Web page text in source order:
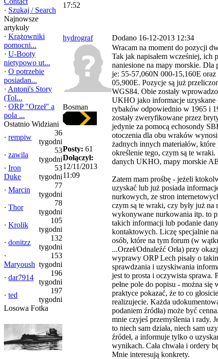
· Szukaj / Search
Najnowsze
artykuły
· Krążowniki
pomocni...
· U-Booty
nietypowo ut...
· O potrzebie
posiadan...
· Antoni's Story
(Tol...
· ORP "Orzeł" a
pola ...
Ostatnio Widziani
· rempiw
36
tygodni
· zawila
53
tygodni
· Iron
Duke
53
tygodni
· Marcin
77
tygodni
· Thor
78
tygodni
· Krolik
105
tygodni
· donitzz
132
tygodni
·
Maryoush
153
tygodni
· dar7914
196
tygodni
· ted
197
tygodni
Losowa Fotka
17:52
hydrograf Dodano 16-12-2013 12:34
Bosman
Posty: 61
Dołączył:
12/11/2013
11:09
Wracam na moment do pozycji
Tak jak napisałem wcześniej, ich
naniesione na mapy morskie. Dla
je: 55-57,060N 000-15,160E
05,900E. Pozycje są już
WGS84. Obie zostały
UKHO jako informacje uzyskane
rybaków odpowiednio w 1965 i
zostały zweryfikowane przez
jedynie za pomocą echosondy
otoczenia dla obu wraków
żadnych innych materiałów,
określenie tego, czym są te wraki.
danych UKHO, mapy morskie
Zatem mam prośbę - jeżeli
uzyskać lub już posiada
nurkowych, ze stron
czym są te wraki, czy były już na
wykonywane nurkowania itp. to
takich informacji lub podanie
kontaktowych. Liczę specjalnie
osób, które na tym forum (w
...Orzeł/Odnaleźć Orła) przy
wyprawy ORP Lech pisały o
sprawdzania i uzyskiwania
jest to prosta i oczywista sprawa.
pełne pole do popisu - można się
praktyce pokazać, że to co
realizujecie. Każda
podaniem źródła) może być
mnie czyjeś przemyślenia i rady.
to niech sam działa, niech sam
źródeł, a informuje tylko o
wynikach. Cała chwała i ordery
Mnie interesują konkrety.